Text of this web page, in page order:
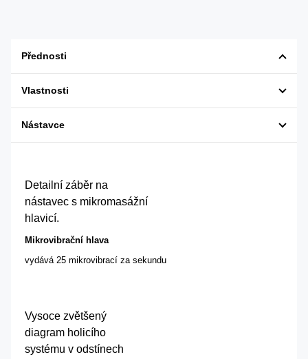
Přednosti
Vlastnosti
Nástavce
Mikrovibrační hlava
vydává 25 mikrovibrací za sekundu
Detailní záběr na
nástavec s mikromasážní
hlavicí.
Vysoce zvětšený
diagram holicího
systému v odstínech